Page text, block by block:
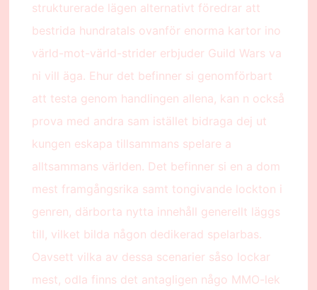
strukturerade lägen alternativt föredrar att
bestrida hundratals ovanför enorma kartor ino
värld-mot-värld-strider erbjuder Guild Wars va
ni vill äga. Ehur det befinner si genomförbart
att testa genom handlingen allena, kan n också
prova med andra sam istället bidraga dej ut
kungen eskapa tillsammans spelare a
alltsammans världen. Det befinner si en a dom
mest framgångsrika samt tongivande lockton i
genren, därborta nytta innehåll generellt läggs
till, vilket bilda någon dedikerad spelarbas.
Oavsett vilka av dessa scenarier såso lockar
mest, odla finns det antagligen någo MMO-lek